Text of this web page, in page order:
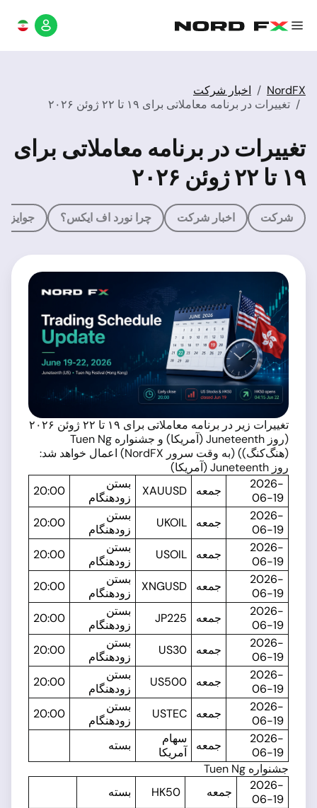
NordFX
اخبار شرکت
تغییرات در برنامه معاملاتی برای ۱۹ تا ۲۲ ژوئن ۲۰۲۶
تغییرات در برنامه معاملاتی برای
۱۹ تا ۲۲ ژوئن ۲۰۲۶
شرکت اخبار شرکت چرا نورد اف ایکس؟ جوایز
تغییرات زیر در برنامه معاملاتی برای ۱۹ تا ۲۲ ژوئن ۲۰۲۶
(روز Juneteenth (آمریکا) و جشنواره Tuen Ng
(هنگ‌کنگ)) (به وقت سرور NordFX) اعمال خواهد شد:
روز Juneteenth (آمریکا)
2026-
06-19
جمعه XAUUSD
بستن
زودهنگام
20:00
2026-
06-19
جمعه UKOIL
بستن
زودهنگام
20:00
2026-
06-19
جمعه USOIL
بستن
زودهنگام
20:00
2026-
06-19
جمعه XNGUSD
بستن
زودهنگام
20:00
2026-
06-19
جمعه JP225
بستن
زودهنگام
20:00
2026-
06-19
جمعه US30
بستن
زودهنگام
20:00
2026-
06-19
جمعه US500
بستن
زودهنگام
20:00
2026-
06-19
جمعه USTEC
بستن
زودهنگام
20:00
2026-
06-19
جمعه
سهام
آمریکا
بسته
جشنواره Tuen Ng
2026-
06-19
جمعه HK50
بسته